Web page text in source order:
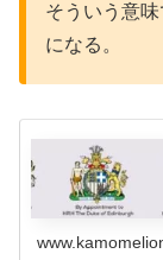
そういう意
になる。